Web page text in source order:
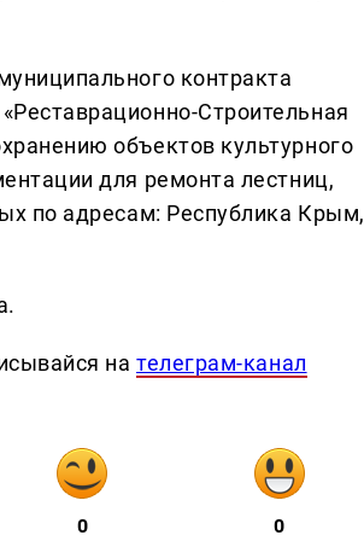
контракта
Строительная
объектов культурного
для ремонта лестниц,
по адресам: Республика Крым,
нателеграм-канал
0 0